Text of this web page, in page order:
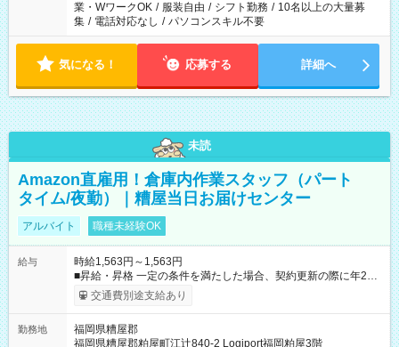
業・WワークOK / 服装自由 / シフト勤務 / 10名以上の大量募
集 / 電話対応なし / パソコンスキル不要
気になる！ 応募する 詳細へ
未読
Amazon直雇用！倉庫内作業スタッフ（パート
タイム/夜勤）｜糟屋当日お届けセンター
アルバイト 職種未経験OK
給与
時給1,563円～1,563円
■昇給・昇格 一定の条件を満たした場合、契約更新の際に年2回
まで昇給の機会があります。 ■正社員登用制度あり ※月末締/翌
月25日支払い ※時間外手当、別途支給 ※深夜割増賃金 (22:00～
☆Amazon直雇用で安定して働けます！ 【試用期間】試用期間
交通費別途支給あり
勤務地
福岡県糟屋郡
福岡県糟屋郡粕屋町江辻840-2 Logiport福岡粕屋3階